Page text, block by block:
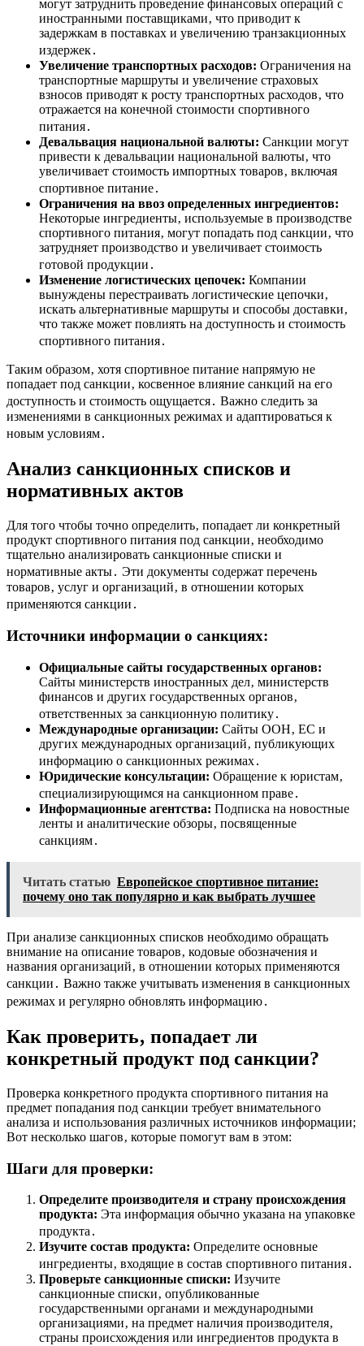
могут затруднить проведение финансовых операций с
иностранными поставщиками‚ что приводит к
задержкам в поставках и увеличению транзакционных
издержек․
Увеличение транспортных расходов: Ограничения на
транспортные маршруты и увеличение страховых
взносов приводят к росту транспортных расходов‚ что
отражается на конечной стоимости спортивного
питания․
Девальвация национальной валюты: Санкции могут
привести к девальвации национальной валюты‚ что
увеличивает стоимость импортных товаров‚ включая
спортивное питание․
Ограничения на ввоз определенных ингредиентов:
Некоторые ингредиенты‚ используемые в производстве
спортивного питания‚ могут попадать под санкции‚ что
затрудняет производство и увеличивает стоимость
готовой продукции․
Изменение логистических цепочек: Компании
вынуждены перестраивать логистические цепочки‚
искать альтернативные маршруты и способы доставки‚
что также может повлиять на доступность и стоимость
спортивного питания․
Таким образом‚ хотя спортивное питание напрямую не
попадает под санкции‚ косвенное влияние санкций на его
доступность и стоимость ощущается․ Важно следить за
изменениями в санкционных режимах и адаптироваться к
новым условиям․
Анализ санкционных списков и
нормативных актов
Для того чтобы точно определить‚ попадает ли конкретный
продукт спортивного питания под санкции‚ необходимо
тщательно анализировать санкционные списки и
нормативные акты․ Эти документы содержат перечень
товаров‚ услуг и организаций‚ в отношении которых
применяются санкции․
Источники информации о санкциях:
Официальные сайты государственных органов:
Сайты министерств иностранных дел‚ министерств
финансов и других государственных органов‚
ответственных за санкционную политику․
Международные организации: Сайты ООН‚ ЕС и
других международных организаций‚ публикующих
информацию о санкционных режимах․
Юридические консультации: Обращение к юристам‚
специализирующимся на санкционном праве․
Информационные агентства: Подписка на новостные
ленты и аналитические обзоры‚ посвященные
санкциям․
Читать статью Европейское спортивное питание:
почему оно так популярно и как выбрать лучшее
При анализе санкционных списков необходимо обращать
внимание на описание товаров‚ кодовые обозначения и
названия организаций‚ в отношении которых применяются
санкции․ Важно также учитывать изменения в санкционных
режимах и регулярно обновлять информацию․
Как проверить‚ попадает ли
конкретный продукт под санкции?
Проверка конкретного продукта спортивного питания на
предмет попадания под санкции требует внимательного
анализа и использования различных источников информации;
Вот несколько шагов‚ которые помогут вам в этом:
Шаги для проверки:
Определите производителя и страну происхождения
продукта: Эта информация обычно указана на упаковке
продукта․
Изучите состав продукта: Определите основные
ингредиенты‚ входящие в состав спортивного питания․
Проверьте санкционные списки: Изучите
санкционные списки‚ опубликованные
государственными органами и международными
организациями‚ на предмет наличия производителя‚
страны происхождения или ингредиентов продукта в